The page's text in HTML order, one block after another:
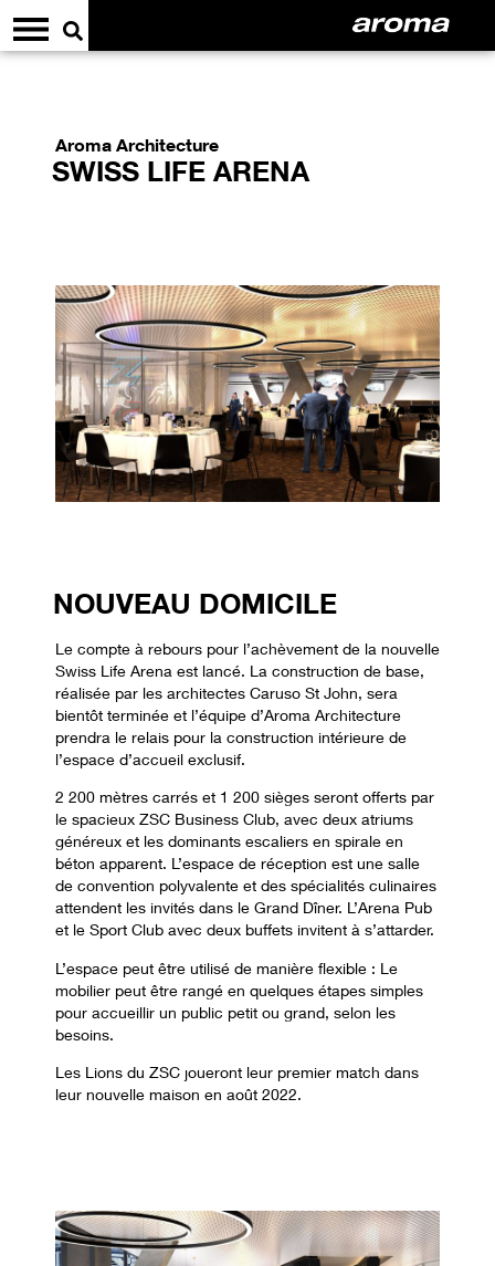
Aroma Architecture
SWISS LIFE ARENA
NOUVEAU DOMICILE
Le compte à rebours pour l’achèvement de la nouvelle
Swiss Life Arena est lancé. La construction de base,
réalisée par les architectes Caruso St John, sera
bientôt terminée et l’équipe d’Aroma Architecture
prendra le relais pour la construction intérieure de
l’espace d’accueil exclusif.
2 200 mètres carrés et 1 200 sièges seront offerts par
le spacieux ZSC Business Club, avec deux atriums
généreux et les dominants escaliers en spirale en
béton apparent. L’espace de réception est une salle
de convention polyvalente et des spécialités culinaires
attendent les invités dans le Grand Dîner. L’Arena Pub
et le Sport Club avec deux buffets invitent à s’attarder.
L’espace peut être utilisé de manière flexible : Le
mobilier peut être rangé en quelques étapes simples
pour accueillir un public petit ou grand, selon les
besoins.
Les Lions du ZSC joueront leur premier match dans
leur nouvelle maison en août 2022.